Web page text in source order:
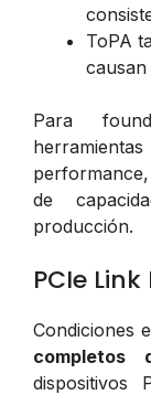
ToPA
causan
Para
de
producción.
PCIe
Condiciones
completos
dispositivos